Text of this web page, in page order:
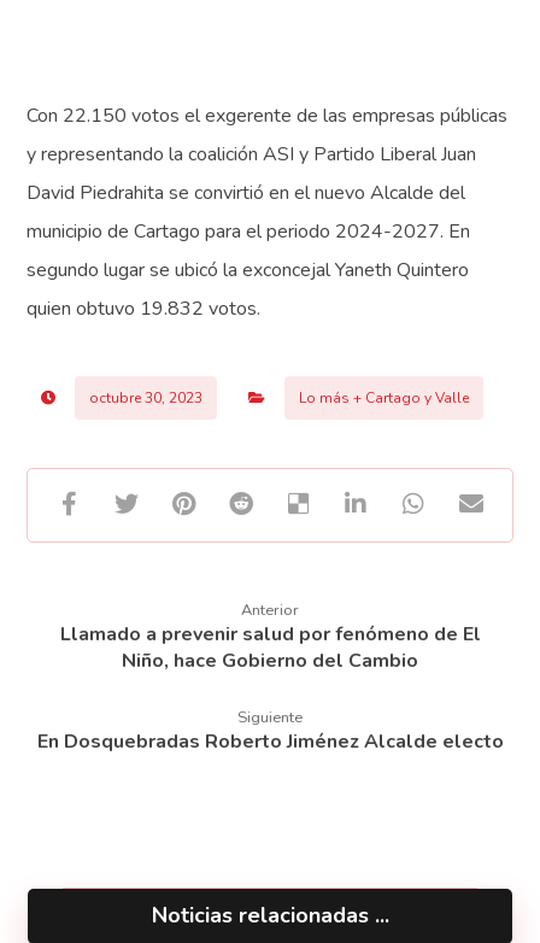
Con 22.150 votos el exgerente de las empresas públicas
y representando la coalición ASI y Partido Liberal Juan
David Piedrahita se convirtió en el nuevo Alcalde del
municipio de Cartago para el periodo 2024-2027. En
segundo lugar se ubicó la exconcejal Yaneth Quintero
quien obtuvo 19.832 votos.
octubre 30, 2023 Lo más + Cartago y Valle
Anterior
Llamado a prevenir salud por fenómeno de El
Niño, hace Gobierno del Cambio
Siguiente
En Dosquebradas Roberto Jiménez Alcalde electo
Noticias relacionadas ...